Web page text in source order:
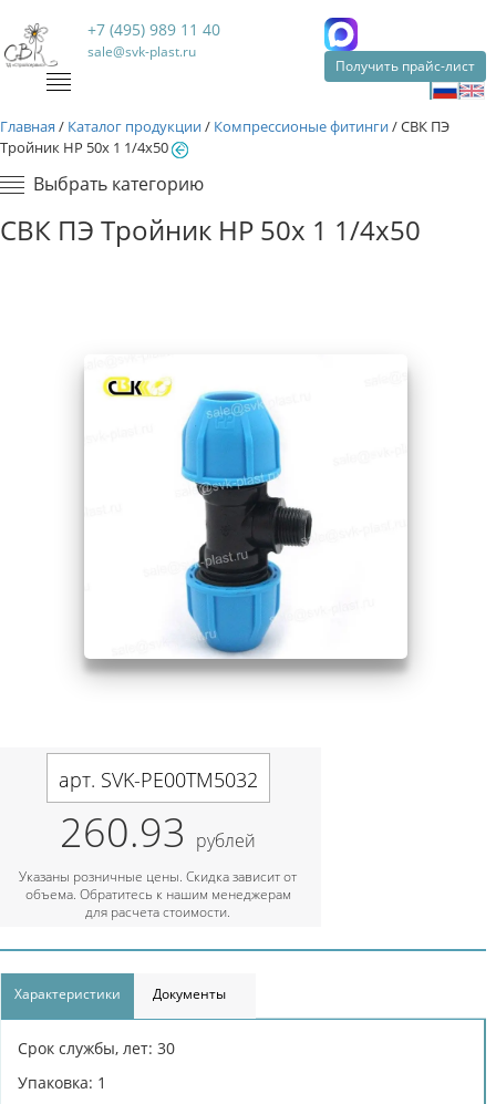
+7 (495) 989 11 40
sale@svk-plast.ru
Получить прайс-лист
Главная / Каталог продукции/ Компрессионые фитинги/СВК ПЭ
Тройник НР 50х 1 1/4х50
Выбрать категорию
СВК ПЭ Тройник НР 50х 1 1/4х50
арт. SVK-PE00TM5032
260.93 рублей
Указаны розничные цены. Скидка зависит от
объема. Обратитесь к нашим менеджерам
для расчета стоимости.
Характеристики Документы
Срок службы, лет: 30
Упаковка: 1